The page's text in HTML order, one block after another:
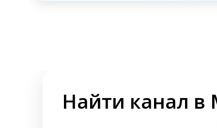
Найти канал в